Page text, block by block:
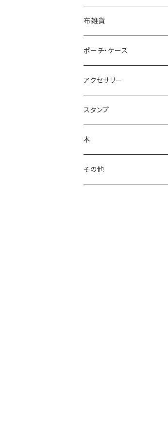
ポストカード
レターセット・便箋
ノート・メモ帳
ラッピングペーパー
ポスター
シール・ステッカー
布雑貨
手ぬぐい
手ぬぐいハンカチ
クリーナークロス
バッグ
ポーチ・ケース
アクセサリー
ネックレス
バッジ・ブローチ
キーホルダー
スタンプ
本
その他